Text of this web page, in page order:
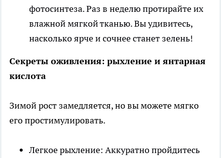
фотосинтеза. Раз в неделю протирайте их
влажной мягкой тканью. Вы удивитесь,
насколько ярче и сочнее станет зелень!
Секреты оживления: рыхление и янтарная
кислота
Зимой рост замедляется, но вы можете мягко
его простимулировать.
Легкое рыхление: Аккуратно пройдитесь